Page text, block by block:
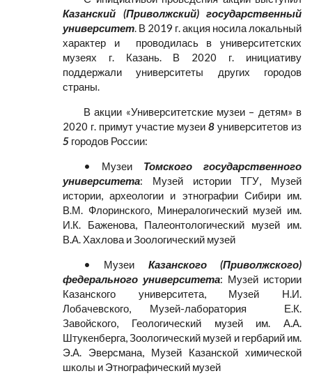
Казанский (Приволжский) государственный
университет. В 2019 г. акция носила локальный
характер и проводилась в университетских
музеях г. Казань. В 2020 г. инициативу
поддержали университеты других городов
страны.
В акции «Университетские музеи – детям» в
2020 г. примут участие музеи 8 университетов из
5 городов России:
• Музеи Томского государственного
университета: Музей истории ТГУ, Музей
истории, археологии и этнографии Сибири им.
В.М. Флоринского, Минералогический музей им.
И.К. Баженова, Палеонтологический музей им.
В.А. Хахлова и Зоологический музей
• Музеи Казанского (Приволжского)
федерального университета: Музей истории
Казанского университета, Музей Н.И.
Лобачевского, Музей-лаборатория Е.К.
Завойского, Геологический музей им. А.А.
Штукенберга, Зоологический музей и гербарий им.
Э.А. Эверсмана, Музей Казанской химической
школы и Этнографический музей